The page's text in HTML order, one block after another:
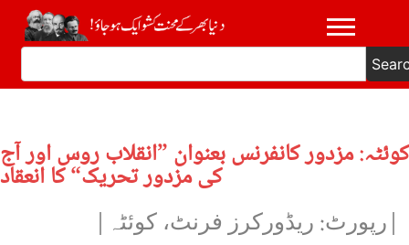
کوئٹہ: مزدور کانفرنس بعنوان ”انقلاب روس اور آج
کی مزدور تحریک“ کا انعقاد
|رپورٹ: ریڈورکرز فرنٹ، کوئٹہ|